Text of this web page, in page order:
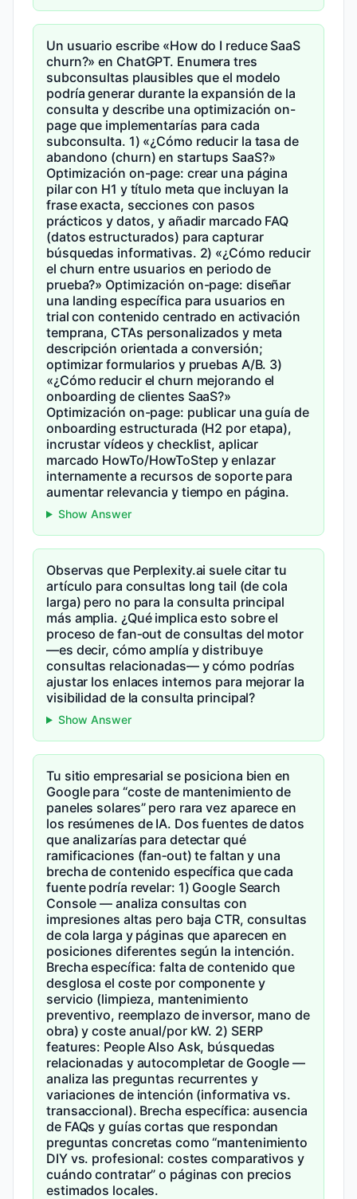
Un usuario escribe «How do I reduce SaaS
churn?» en ChatGPT. Enumera tres
subconsultas plausibles que el modelo
podría generar durante la expansión de la
consulta y describe una optimización on-
page que implementarías para cada
subconsulta. 1) «¿Cómo reducir la tasa de
abandono (churn) en startups SaaS?»
Optimización on-page: crear una página
pilar con H1 y título meta que incluyan la
frase exacta, secciones con pasos
prácticos y datos, y añadir marcado FAQ
(datos estructurados) para capturar
búsquedas informativas. 2) «¿Cómo reducir
el churn entre usuarios en periodo de
prueba?» Optimización on-page: diseñar
una landing específica para usuarios en
trial con contenido centrado en activación
temprana, CTAs personalizados y meta
descripción orientada a conversión;
optimizar formularios y pruebas A/B. 3)
«¿Cómo reducir el churn mejorando el
onboarding de clientes SaaS?»
Optimización on-page: publicar una guía de
onboarding estructurada (H2 por etapa),
incrustar vídeos y checklist, aplicar
marcado HowTo/HowToStep y enlazar
internamente a recursos de soporte para
aumentar relevancia y tiempo en página.
Show Answer
Observas que Perplexity.ai suele citar tu
artículo para consultas long tail (de cola
larga) pero no para la consulta principal
más amplia. ¿Qué implica esto sobre el
proceso de fan‑out de consultas del motor
—es decir, cómo amplía y distribuye
consultas relacionadas— y cómo podrías
ajustar los enlaces internos para mejorar la
visibilidad de la consulta principal?
Show Answer
Tu sitio empresarial se posiciona bien en
Google para “coste de mantenimiento de
paneles solares” pero rara vez aparece en
los resúmenes de IA. Dos fuentes de datos
que analizarías para detectar qué
ramificaciones (fan‑out) te faltan y una
brecha de contenido específica que cada
fuente podría revelar: 1) Google Search
Console — analiza consultas con
impresiones altas pero baja CTR, consultas
de cola larga y páginas que aparecen en
posiciones diferentes según la intención.
Brecha específica: falta de contenido que
desglosa el coste por componente y
servicio (limpieza, mantenimiento
preventivo, reemplazo de inversor, mano de
obra) y coste anual/por kW. 2) SERP
features: People Also Ask, búsquedas
relacionadas y autocompletar de Google —
analiza las preguntas recurrentes y
variaciones de intención (informativa vs.
transaccional). Brecha específica: ausencia
de FAQs y guías cortas que respondan
preguntas concretas como “mantenimiento
DIY vs. profesional: costes comparativos y
cuándo contratar” o páginas con precios
estimados locales.